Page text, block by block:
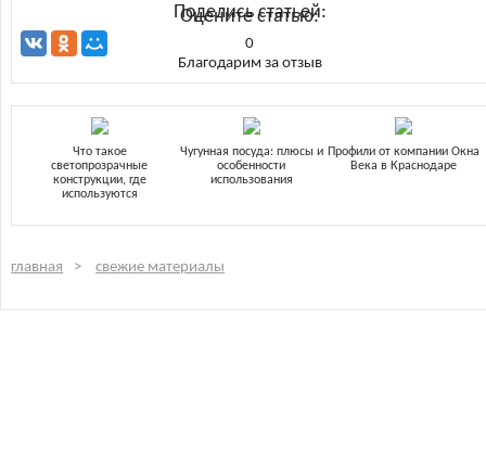
Поделись статьей:
Оцените статью:
0
Благодарим за отзыв
Что такое
светопрозрачные
конструкции, где
используются
Чугунная посуда: плюсы и
особенности
использования
Профили от компании Окна
Века в Краснодаре
главная свежие материалы